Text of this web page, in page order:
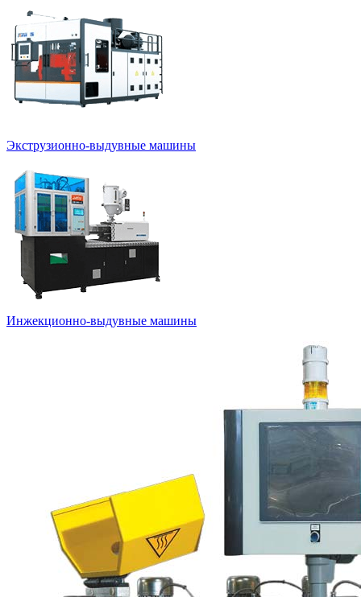
Экструзионно-выдувные машины
Инжекционно-выдувные машины